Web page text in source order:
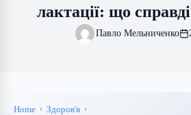
лактації: що
Павло Мельниченко
Home
Здоров'я